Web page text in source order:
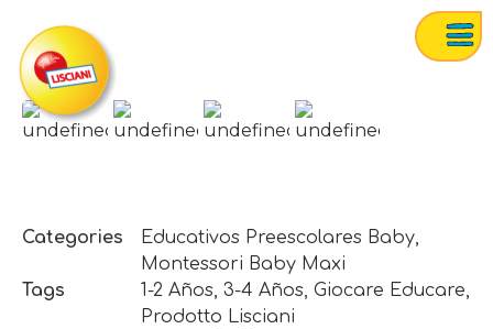
Categories Educativos Preescolares Baby,
Montessori Baby Maxi
Tags
1-2 Años, 3-4 Años, Giocare Educare,
Prodotto Lisciani